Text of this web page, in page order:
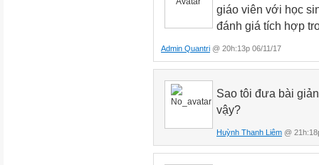
giáo viên với học
đánh giá tích hợp
Admin Quantri @ 20h:13p 06/11/17
Sao tôi đưa bài
vậy?
Huỳnh Thanh Liêm @